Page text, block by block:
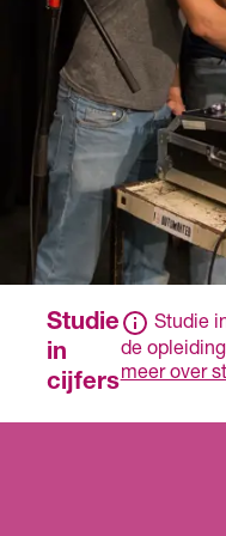
Studie
in
cijfers
Studie
de
meer over